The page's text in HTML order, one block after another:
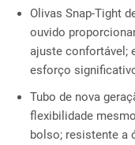
Olivas Snap-Tight
ouvido
ajuste confortável;
esforço
Tubo de nova
flexibilidade
bolso; resistente a